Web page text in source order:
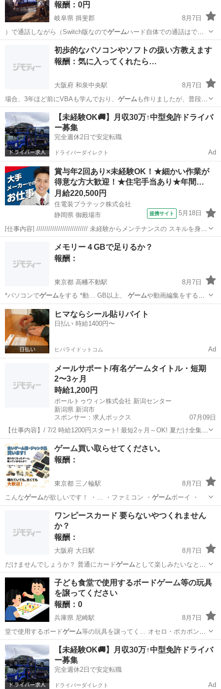
報酬：0円
岐阜県 揖斐郡
8月7日
）で通話しながら（Switch版なのでゲームハード自体での通話はでき
ません）、岐阜…
揖斐郡 教えたい スキル
初歩的なパソコンやソフトの扱い方教えます
報酬：気に入ってくれたら…
大阪府 和泉中央駅
8月7日
場合、3年ほど前にVBAも学んでおり、 ゲーム も作りましたが、普段使
うことが少なく教…
大阪 和泉市 和泉中央駅 教えたい
【未経験OK🚚】月収30万↑中型免許ドライバ
ー募集
完全週休2日で安定転職
ドライバーダイレクト Ad
賞与年2回あり×未経験OK！★細かい作業が
得意な方大歓迎！★住宅手当あり★年間…
月給220,500円
住電装プラテック株式会社
静岡県 御殿場市
提携サイト 5月18日
[仕事内容] ////////////////////////// 未経験からメンテナンスの スキルを身に
つけられるお仕事です！ 模型やプラモデルの作成など、 細かい作業が
得意な方、大歓迎です！ //////////////...
工場
メモリー４GBで足りるか？
報酬：
東京都 高幡不動駅
8月7日
*パソコンでゲーム をする *動… GB以上、 ゲームや動画編集をする
な…
東京 多摩市 高幡不動駅 教えたい
ヒマならシール貼りバイト
日払い 時給1400円〜
ヒバライドットコム Ad
メールサポート/有名ゲームタイトル・短期
2〜3ヶ月
時給1,200円
ポールトゥウィン株式会社 新潟センター
新潟県 新潟市
スポンサー：求人ボックス
07月09日
【仕事内容】/ 7/2 時給1200円スタート! 最短2ヶ月～OK! 夏だけ全集中
バイト! 推し活・イベント資金も しっかりGET MAX月収20万円以上可
能 全世界で大人気の 有名ゲームタイトルに関われる! オープニングス
タッフ...
アルバイト・パート
ゲーム買い取らせてください。
報酬：
東京都 三ノ輪駅
8月7日
こんなゲーム が欲しいです！ ・… ・ファミコン ・ ゲームボーイ ・
三ノ輪駅 買いたい/ください
ワンピースカード 要らないやつくれません
か？
報酬：
大阪府 大日駅
8月7日
だけませんでしょうか？ 普通にカードゲーム として楽しみたいなと思
っていますので、…
大阪 門真市 大日駅 買いたい/ください
子ども食堂で使用するボードゲーム等の玩具
を譲ってください
報酬：0
兵庫県 尼崎駅
8月7日
堂で使用するボードゲーム 等の玩具を譲ってく… オセロ・ポカポン
ーム・ドンジャラ・人生…ゲーム・どうぶつ ジャン…
兵庫 尼崎市 尼崎駅 買いたい/ください こども食堂
【未経験OK🚚】月収30万↑中型免許ドライバ
ー募集
完全週休2日で安定転職
ドライバーダイレクト Ad